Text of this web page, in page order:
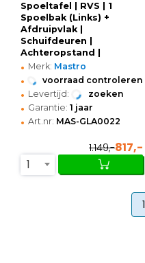
Spoeltafel | RVS | 1
Spoelbak (Links) +
Afdruipvlak |
Schuifdeuren |
Achteropstand |
Voorgemonteerd |
1200x600x850/950(h)mm
• Merk: Mastro
• voorraad controleren
• Levertijd: zoeken
• Garantie: 1 jaar
• Art.nr: MAS-GLA0022
1.149,-817,-
1
1